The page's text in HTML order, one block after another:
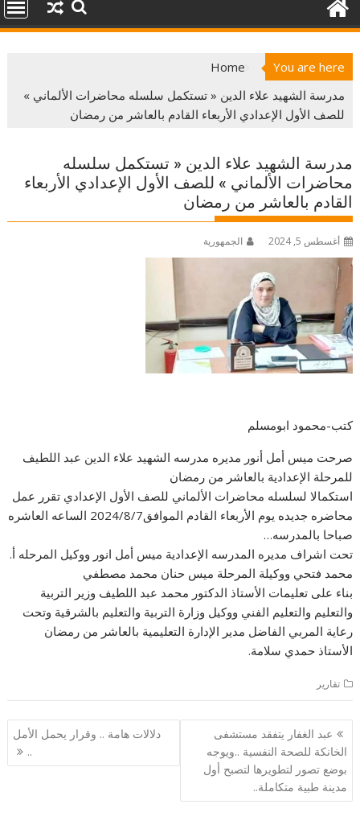
You are here
Home
مدرسة الشهيد علاء الدين « تستكمل سلسله محاضرات الألماني »
للصف الأول الإعدادي الأربعاء القادم بالعاشر من رمضان
مدرسة الشهيد علاء الدين « تستكمل سلسله
محاضرات الألماني » للصف الأول الإعدادي الأربعاء
القادم بالعاشر من رمضان
أغسطس 5, 2024 الجمهورية
كتب-محمود ابومسلم
صرحت ميس أمل أنور مديره مدرسه الشهيد علاء الدين عبد اللطيف
للمرحلة الإعدادية بالعاشر من رمضان
استكمالا لسلسله محاضرات الألماني للصف الأول الإعدادي تقرر عمل
محاضره جديده يوم الأربعاء القادم الموافق2024/8/7 الساعه العاشره
صباحا بالمدرسه…
تحت اشراف مديره المدرسه الإعدادية ميس أمل انور ووكيل المرحله أ.
محمد فتحي ووكيلة المرحلة ميس حنان محمد مصطفي
بناء على تعليمات الأستاذ الدكتور محمد عبد اللطيف وزير التربية
والتعليم والتعليم الفني ووكيل وزارة التربية والتعليم بالشرقية وتحت
رعاية المربي الفاضل مدير الإدارة التعليمية بالعاشر من رمضان
الأستاذ حمدي سلامة.
تقارير
تصفّح
المقالات
عبد الغفار يتفقد مستشفى
الخانكة للصحة النفسية ..ويوجه
بوضع تصور لتطويرها لتصبح أول
مدينة طبية متكاملة..
دلالات هامة .. وقرار يحمل الأمل
..